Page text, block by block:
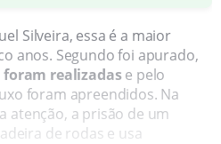
Silveira, essa é a maior
anos. Segundo foi apurado,
foram realizadase pelo
foram apreendidos. Na
atenção, a prisão de um
de rodas e usa